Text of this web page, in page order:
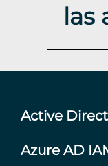
las
Active
Azure AD